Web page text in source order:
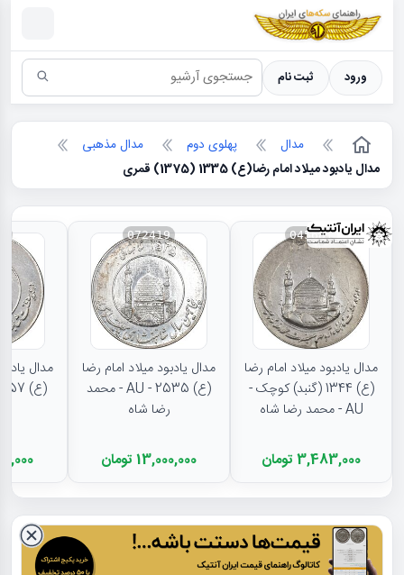
سکه ها ؛ راهنمای سکه شناسی
ورود ثبت نام
مدال پهلوی دوم
مدال مذهبی
مدال یادبود میلاد امام رضا(ع) 1335 (1375) قمری
045681
مدال یادبود میلاد امام رضا
(ع) 1344 (گنبد) کوچک -
AU - محمد رضا شاه
3,483,000 تومان
072419
مدال یادبود میلاد امام رضا
(ع) 2535 - AU - محمد
رضا شاه
13,000,000 تومان
مدال